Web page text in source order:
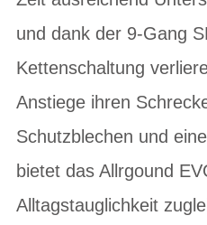
und dank der 9-Gang
Kettenschaltung
Anstiege ihren
Schutzblechen und
bietet das Allrgound
Alltagstauglichkeit